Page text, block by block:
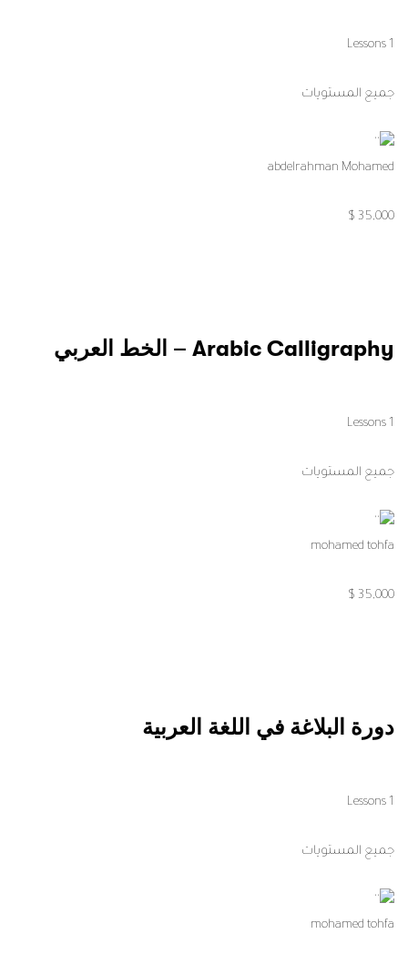
1 Lessons
جميع المستويات
abdelrahman Mohamed
35,000 $
Arabic Calligraphy – الخط العربي
1 Lessons
جميع المستويات
mohamed tohfa
35,000 $
دورة البلاغة في اللغة العربية
1 Lessons
جميع المستويات
mohamed tohfa